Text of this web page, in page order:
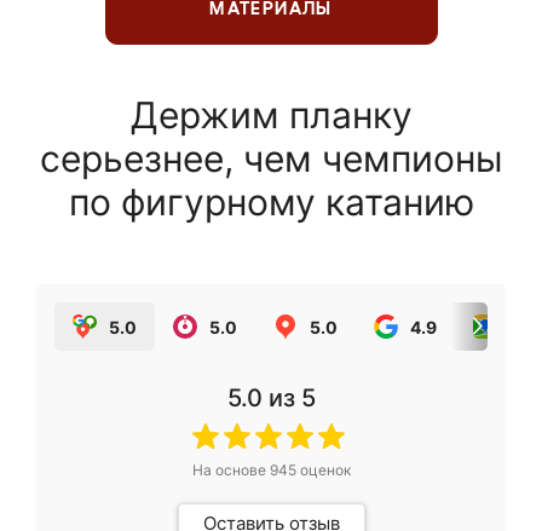
МАТЕРИАЛЫ
Держим планку
серьезнее, чем чемпионы
по фигурному катанию
5.0 5.0 5.0 4.9
5.0 из 5
На основе 945оценок
Оставить отзыв